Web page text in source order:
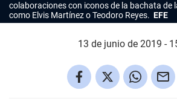
colaboraciones con iconos de la bachata de
como Elvis Martínez o Teodoro Reyes. EFE
13 de junio de 2019 -